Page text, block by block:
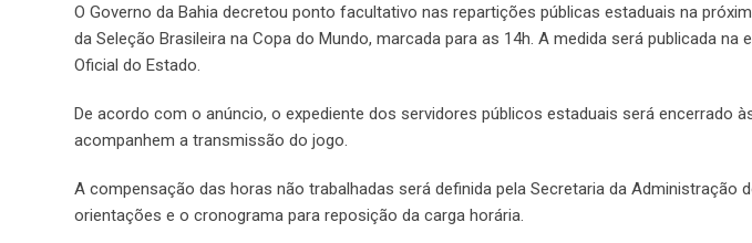
O Governo da Bahia decretou ponto facultativo nas repartições públicas estaduais na
da Seleção Brasileira na Copa do Mundo, marcada para as 14h. A medida será publicada
Oficial do Estado.
De acordo com o anúncio, o expediente dos servidores públicos estaduais será encerrado
acompanhem a transmissão do jogo.
A compensação das horas não trabalhadas será definida pela Secretaria da Administração
orientações e o cronograma para reposição da carga horária.